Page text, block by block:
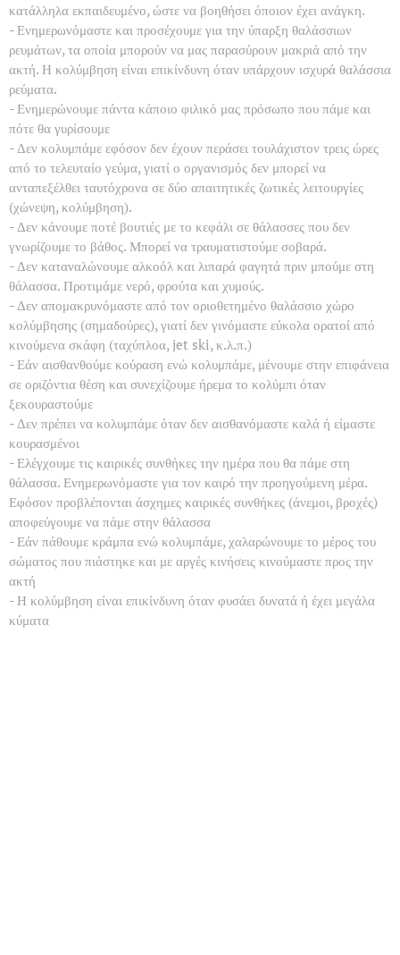
κατάλληλα εκπαιδευμένο, ώστε να βοηθήσει όποιον έχει ανάγκη.
- Ενημερωνόμαστε και προσέχουμε για την ύπαρξη θαλάσσιων
ρευμάτων, τα οποία μπορούν να μας παρασύρουν μακριά από την
ακτή. Η κολύμβηση είναι επικίνδυνη όταν υπάρχουν ισχυρά θαλάσσια
ρεύματα.
- Ενημερώνουμε πάντα κάποιο φιλικό μας πρόσωπο που πάμε και
πότε θα γυρίσουμε
- Δεν κολυμπάμε εφόσον δεν έχουν περάσει τουλάχιστον τρεις ώρες
από το τελευταίο γεύμα, γιατί ο οργανισμός δεν μπορεί να
ανταπεξέλθει ταυτόχρονα σε δύο απαιτητικές ζωτικές λειτουργίες
(χώνεψη, κολύμβηση).
- Δεν κάνουμε ποτέ βουτιές με το κεφάλι σε θάλασσες που δεν
γνωρίζουμε το βάθος. Μπορεί να τραυματιστούμε σοβαρά.
- Δεν καταναλώνουμε αλκοόλ και λιπαρά φαγητά πριν μπούμε στη
θάλασσα. Προτιμάμε νερό, φρούτα και χυμούς.
- Δεν απομακρυνόμαστε από τον οριοθετημένο θαλάσσιο χώρο
κολύμβησης (σημαδούρες), γιατί δεν γινόμαστε εύκολα ορατοί από
κινούμενα σκάφη (ταχύπλοα, jet ski, κ.λ.π.)
- Εάν αισθανθούμε κούραση ενώ κολυμπάμε, μένουμε στην επιφάνεια
σε οριζόντια θέση και συνεχίζουμε ήρεμα το κολύμπι όταν
ξεκουραστούμε
- Δεν πρέπει να κολυμπάμε όταν δεν αισθανόμαστε καλά ή είμαστε
κουρασμένοι
- Ελέγχουμε τις καιρικές συνθήκες την ημέρα που θα πάμε στη
θάλασσα. Ενημερωνόμαστε για τον καιρό την προηγούμενη μέρα.
Εφόσον προβλέπονται άσχημες καιρικές συνθήκες (άνεμοι, βροχές)
αποφεύγουμε να πάμε στην θάλασσα
- Εάν πάθουμε κράμπα ενώ κολυμπάμε, χαλαρώνουμε το μέρος του
σώματος που πιάστηκε και με αργές κινήσεις κινούμαστε προς την
ακτή
- Η κολύμβηση είναι επικίνδυνη όταν φυσάει δυνατά ή έχει μεγάλα
κύματα